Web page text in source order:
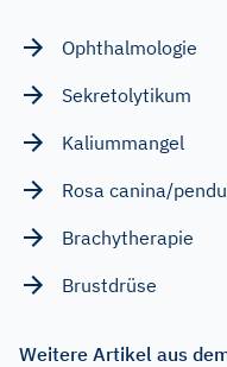
Ophthalmologie
Sekretolytikum
Kaliummangel
Rosa canina/
Brachytherapie
Brustdrüse
Weitere Artikel aus